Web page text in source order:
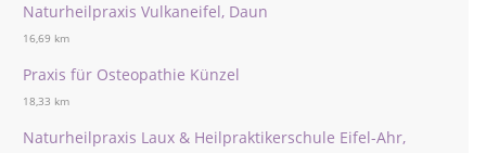
Naturheilpraxis Vulkaneifel, Daun
16,69 km
Praxis für Osteopathie Künzel
18,33 km
Naturheilpraxis Laux & Heilpraktikerschule Eifel-Ahr,